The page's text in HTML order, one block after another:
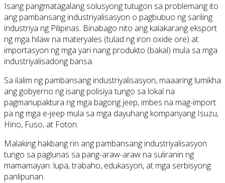
Isang pangmatagalang solusyong tutugon sa problemang ito
ang pambansang industriyalisasyon o pagbubuo ng sariling
industriya ng Pilipinas. Binabago nito ang kalakarang eksport
ng mga hilaw na materyales (tulad ng iron oxide ore) at
importasyon ng mga yari nang produkto (bakal) mula sa mga
industriyalisadong bansa.
Sa ilalim ng pambansang industriyalisasyon, maaaring lumikha
ang gobyerno ng isang polisiya tungo sa lokal na
pagmanupaktura ng mga bagong jeep, imbes na mag-import
pa ng mga e-jeep mula sa mga dayuhang kompanyang Isuzu,
Hino, Fuso, at Foton.
Malaking hakbang rin ang pambansang industriyalisasyon
tungo sa paglunas sa pang-araw-araw na suliranin ng
mamamayan: lupa, trabaho, edukasyon, at mga serbisyong
panlipunan.